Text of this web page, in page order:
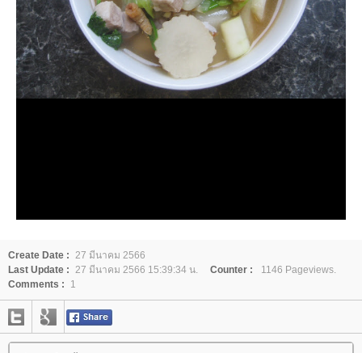
Create Date : 27 มีนาคม 2566
Last Update : 27 มีนาคม 2566 15:39:34 น. Counter :
1146 Pageviews.
Comments :
1